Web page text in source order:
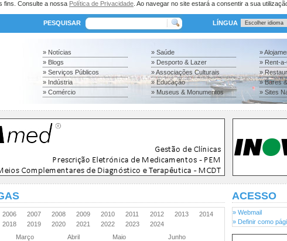
fins. Consulte a nossa Política de Privacidade . Ao navegar no site estará a consentir a sua
PESQUISAR LÍNGUA
» Notícias
» Blogs
» Serviços Públicos
» Indústria
» Comércio
» Saúde
» Desporto & Lazer
» Associações Culturais
» Educação
» Museus & Monumentos
»
» Rent-
»
» Bares
» Sites
2006 2007 2008 2009 2010 2011 2012 2013
2014
2018 2019 2020 2021 2022 2023
2024
Março Abril Maio
Junho
ACESSO
» Webmail
» Definir como